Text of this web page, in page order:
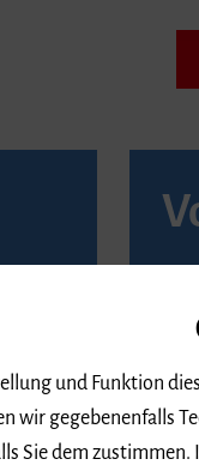
für
BZ-
und Funktion
wir gegebenenfalls
Sie dem